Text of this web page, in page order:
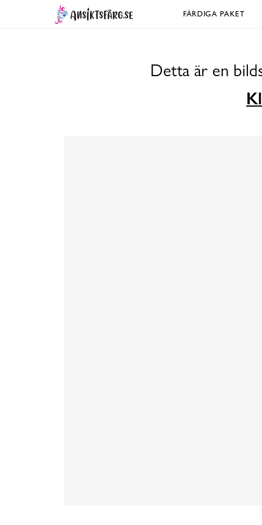
FÄRDIGA PAKET
Detta är en